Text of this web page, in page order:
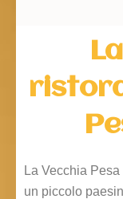
La Vecchia
un piccolo